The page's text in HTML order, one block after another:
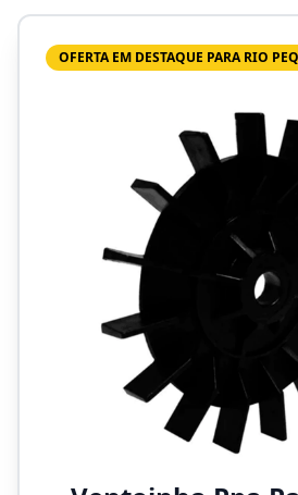
OFERTA EM DESTAQUE PARA RIO